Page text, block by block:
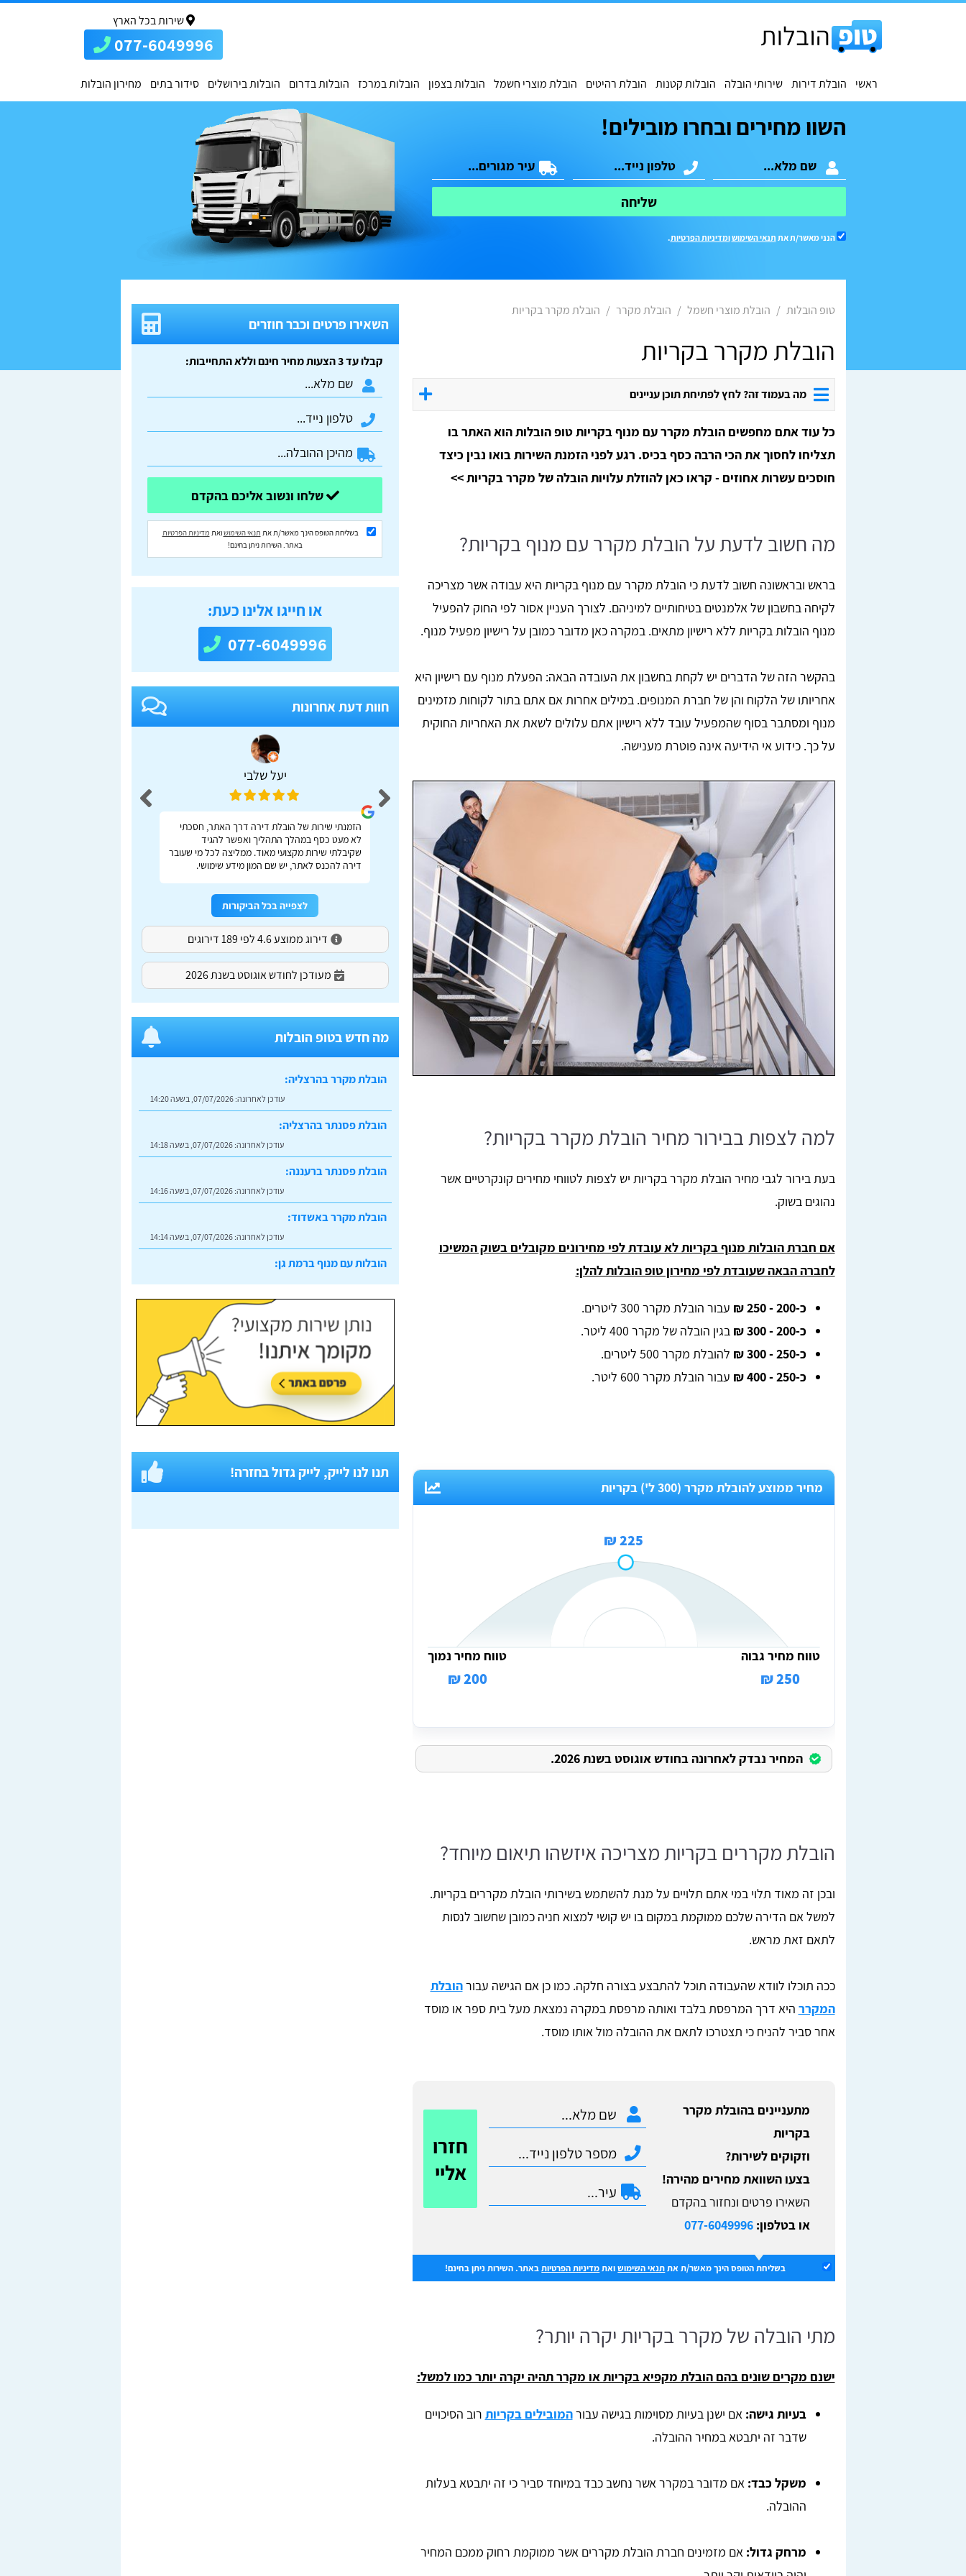
שירות בכל הארץ
077-6049996
ראשי הובלת דירות שירותי הובלה הובלות קטנות הובלת רהיטים הובלת מוצרי חשמל הובלות בצפון הובלות במרכז הובלות בדרום הובלות בירושלים סידור בתים מחירון הובלות
השוו מחירים ובחרו מובילים!
שליחה
הנני מאשר/ת את תנאי השימושומדיניות הפרטיות.
טופ הובלות הובלת מוצרי חשמל הובלת מקרר הובלת מקרר בקריות
הובלת מקרר בקריות
מה בעמוד זה? לחץ לפתיחת תוכן עניינים
כל עוד אתם מחפשים הובלת מקרר עם מנוף בקריות טופ הובלות הוא האתר בו
תצליחו לחסוך את הכי הרבה כסף בכיס. רגע לפני הזמנת השירות בואו נבין כיצד
חוסכים עשרות אחוזים - קראו כאן להוזלת עלויות הובלה של מקרר בקריות >>
מה חשוב לדעת על הובלת מקרר עם מנוף בקריות?
בראש ובראשונה חשוב לדעת כי הובלת מקרר עם מנוף בקריות היא עבודה אשר מצריכה
לקיחה בחשבון של אלמנטים בטיחותיים למיניהם. לצורך העניין אסור לפי החוק להפעיל
מנוף הובלות בקריות ללא רישיון מתאים. במקרה כאן מדובר כמובן על רישיון מפעיל מנוף.
בהקשר הזה של הדברים יש לקחת בחשבון את העובדה הבאה: הפעלת מנוף עם רישיון היא
אחריותו של הלקוח והן של חברת המנופים. במילים אחרות אם אתם בתור לקוחות מזמינים
מנוף ומסתבר בסוף שהמפעיל עובד ללא רישיון אתם עלולים לשאת את האחריות החוקית
על כך. כידוע אי הידיעה אינה פוטרת מענישה.
למה לצפות בבירור מחיר הובלת מקרר בקריות?
בעת בירור לגבי מחיר הובלת מקרר בקריות יש לצפות לטווחי מחירים קונקרטיים אשר
נהוגים בשוק.
אם חברת הובלות מנוף בקריות לא עובדת לפי מחירונים מקובלים בשוק המשיכו
לחברה הבאה שעובדת לפי מחירון טופ הובלות להלן:
כ-200 - 250 ₪
עבור הובלת מקרר 300 ליטרים.
כ-200 - 300 ₪
בגין הובלה של מקרר 400 ליטר.
כ-250 - 300 ₪
להובלת מקרר 500 ליטרים.
כ-250 - 400 ₪
עבור הובלת מקרר 600 ליטר.
מחיר ממוצע להובלת מקרר (300 ל') בקריות
225 ₪
טווח מחיר גבוה
250 ₪
טווח מחיר נמוך
200 ₪
המחיר נבדק לאחרונה בחודש אוגוסט בשנת 2026.
הובלת מקררים בקריות מצריכה איזשהו תיאום מיוחד?
ובכן זה מאוד תלוי במי אתם תלויים על מנת להשתמש בשירותי הובלת מקררים בקריות.
למשל אם הדירה שלכם ממוקמת במקום בו יש קושי למצוא חניה כמובן שחשוב לנסות
לתאם זאת מראש.
ככה תוכלו לוודא שהעבודה תוכל להתבצע בצורה חלקה. כמו כן אם הגישה עבורהובלת
המקרר היא דרך המרפסת בלבד ואותה מרפסת במקרה נמצאת מעל בית ספר או מוסד
אחר סביר להניח כי תצטרכו לתאם את ההובלה מול אותו מוסד.
מתעניינים בהובלת מקרר
בקריות
וזקוקים לשירות?
בצעו השוואת מחירים מהירה!
השאירו פרטים ונחזור בהקדם
או בטלפון:077-6049996
חזרו
אליי
בשליחת הטופס הינך מאשר/ת אתתנאי השימושואתמדיניות הפרטיותבאתר. השירות ניתן בחינם!
מתי הובלה של מקרר בקריות יקרה יותר?
ישנם מקרים שונים בהם הובלת מקפיא בקריות או מקרר תהיה יקרה יותר כמו למשל:
בעיות גישה: אם ישנן בעיות מסוימות בגישה עבורהמובילים בקריות רוב הסיכויים
שדבר זה יתבטא במחיר ההובלה.
משקל כבד: אם מדובר במקרר אשר נחשב כבד במיוחד סביר כי זה יתבטא בעלות
ההובלה.
מרחק גדול: אם מזמינים חברת הובלת מקררים אשר ממוקמת רחוק ממכם המחיר
השאירו פרטים וכבר חוזרים
קבלו עד 3 הצעות מחיר חינם וללא התחייבות:
שלחו ונשוב אליכם בהקדם
בשליחת הטופס הינך מאשר/ת את תנאי השימושואת מדיניות הפרטיות
באתר. השירות ניתן בחינם!
או חייגו אלינו כעת:
077-6049996
חוות דעת אחרונות
יעל שלבי
הזמנתי שירות של הובלת דירה דרך האתר, חסכתי
לא מעט כסף במהלך התהליך ואפשר להגיד
שקיבלתי שירות מקצועי מאוד. ממליצה לכל מי שעובר
דירה להכנס לאתר, יש שם המון מידע שימושי.
אתר מעולה להשוואת מחירי הובלות בכל הארץ תודה
מצאתי מובילים מציינים דרך האתר טופ הובלות,
ממליצה בחום לכל מי שזקוק להובלה.
לצפייה בכל הביקורות
דירוג ממוצע 4.6 לפי 189 דירוגים
מעודכן לחודש אוגוסט בשנת 2026
מה חדש בטופ הובלות
הובלת מקרר בהרצליה:
עודכן לאחרונה:07/07/2026, בשעה 14:20
הובלת פסנתר בהרצליה:
עודכן לאחרונה:07/07/2026, בשעה 14:18
הובלת פסנתר ברעננה:
עודכן לאחרונה:07/07/2026, בשעה 14:16
הובלת מקרר באשדוד:
עודכן לאחרונה:07/07/2026, בשעה 14:14
הובלות עם מנוף ברמת גן:
עודכן לאחרונה:07/07/2026, בשעה 14:23
תנו לנו לייק, לייק גדול בחזרה!